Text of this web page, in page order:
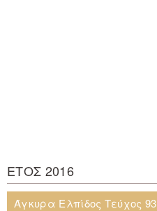
ΕΤΟΣ 2016
Άγκυρα Ελπίδος Τεύχος 93